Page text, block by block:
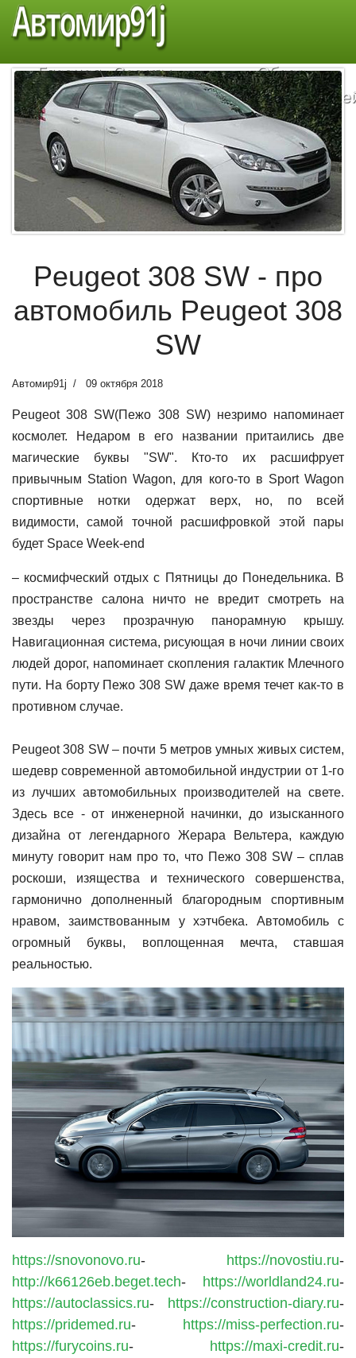
Автомир91j
Главная
Советы
автомобилистам
Обзор
Peugeot 308 SW - про
автомобиль Peugeot 308
SW
Автомир91j 09 октября 2018
Peugeot 308 SW(Пежо 308 SW) незримо напоминает
космолет. Недаром в его названии притаились две
магические буквы "SW". Кто-то их расшифрует
привычным Station Wagon, для кого-то в Sport Wagon
спортивные нотки одержат верх, но, по всей
видимости, самой точной расшифровкой этой пары
будет Space Week-end
– космифческий отдых с Пятницы до Понедельника. В
пространстве салона ничто не вредит смотреть на
звезды через прозрачную панорамную крышу.
Навигационная система, рисующая в ночи линии своих
людей дорог, напоминает скопления галактик Млечного
пути. На борту Пежо 308 SW даже время течет как-то в
противном случае.
Peugeot 308 SW – почти 5 метров умных живых систем,
шедевр современной автомобильной индустрии от 1-го
из лучших автомобильных производителей на свете.
Здесь все - от инженерной начинки, до изысканного
дизайна от легендарного Жерара Вельтера, каждую
минуту говорит нам про то, что Пежо 308 SW – сплав
роскоши, изящества и технического совершенства,
гармонично дополненный благородным спортивным
нравом, заимствованным у хэтчбека. Автомобиль с
огромный буквы, воплощенная мечта, ставшая
реальностью.
https://snovonovo.ru- https://novostiu.ru-
http://k66126eb.beget.tech- https://worldland24.ru-
https://autoclassics.ru- https://construction-diary.ru-
https://pridemed.ru- https://miss-perfection.ru-
https://furycoins.ru- https://maxi-credit.ru-